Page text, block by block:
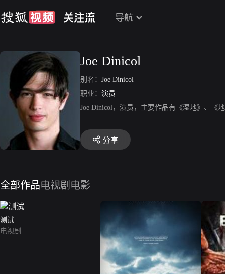
导航
Joe Dinicol
别名： Joe Dinicol
职业： 演员
Joe Dinicol，演员，主要作品有《湿地》、《
分享
全部作品电视剧 电影
测试
电视剧